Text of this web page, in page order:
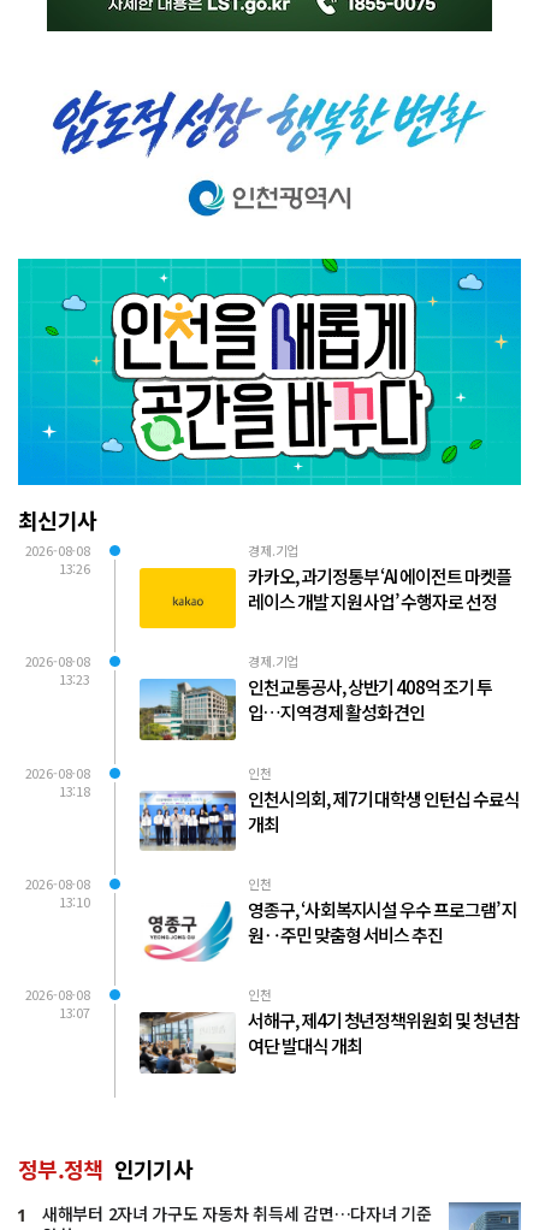
최신기사
2026-08-08
13:26
경제.기업
카카오, 과기정통부 ‘AI 에이전트 마켓플
레이스 개발 지원 사업’ 수행자로 선정
2026-08-08
13:23
경제.기업
인천교통공사, 상반기 408억 조기 투
입…지역경제 활성화 견인
2026-08-08
13:18
인천
인천시의회, 제7기 대학생 인턴십 수료식
개최
2026-08-08
13:10
인천
영종구, ‘사회복지시설 우수 프로그램’ 지
원‥주민 맞춤형 서비스 추진
2026-08-08
13:07
인천
서해구, 제4기 청년정책위원회 및 청년참
여단 발대식 개최
정부.정책 인기기사
1
새해부터 2자녀 가구도 자동차 취득세 감면…다자녀 기준